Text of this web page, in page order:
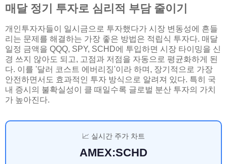
매달 정기 투자로 심리적 부담 줄이기
개인투자자들이 일시금으로 투자했다가 시장 변동성에 흔들
리는 문제를 해결하는 가장 좋은 방법은 적립식 투자다. 매달
일정 금액을 QQQ, SPY, SCHD에 투입하면 시장 타이밍을 신
경 쓰지 않아도 되고, 고점과 저점을 자동으로 평균화하게 된
다. 이를 '달러 코스트 에버리징'이라 하며, 장기적으로 가장
안전하면서도 효과적인 투자 방식으로 알려져 있다. 특히 국
내 증시의 불확실성이 클 때일수록 글로벌 분산 투자의 가치
가 높아진다.
📈 실시간 주가 차트
AMEX:SCHD